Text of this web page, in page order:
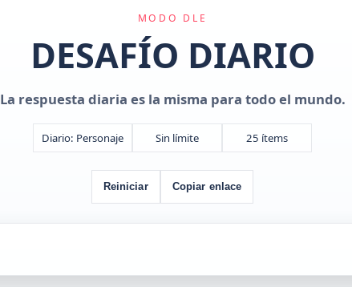
MODO DLE
DESAFÍO DIARIO
La respuesta diaria es la misma para todo el mundo.
Diario: Personaje Sin límite 25 ítems
Reiniciar Copiar enlace